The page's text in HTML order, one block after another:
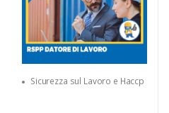
Sicurezza sul Lavoro e Haccp